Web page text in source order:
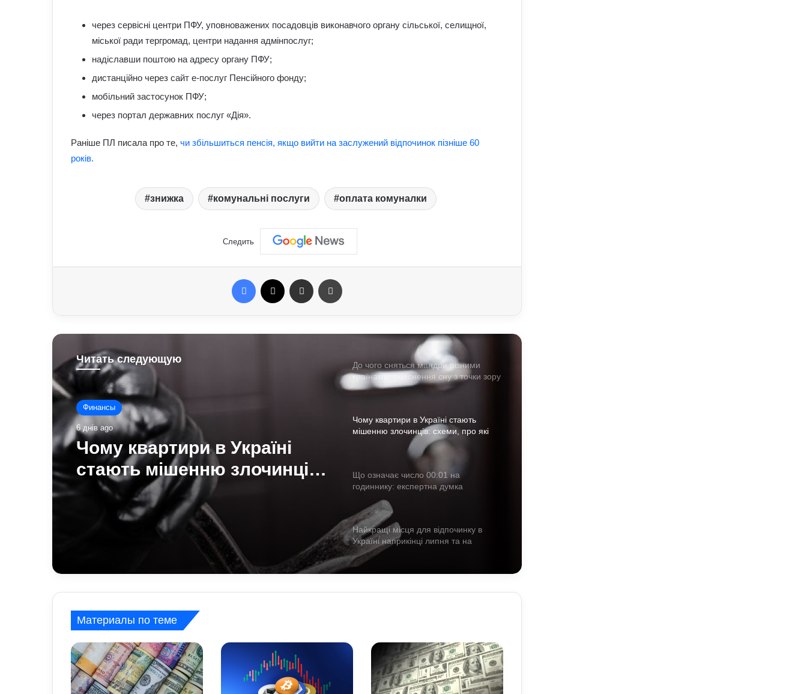
через сервісні центри ПФУ, уповноважених посадовців виконавчого органу сільської, селищної,
міської ради тергромад, центри надання адмінпослуг;
надіславши поштою на адресу органу ПФУ;
дистанційно через сайт е-послуг Пенсійного фонду;
мобільний застосунок ПФУ;
через портал державних послуг «Дія».
Раніше ПЛ писала про те, чи збільшиться пенсія, якщо вийти на заслужений відпочинок пізніше 60
років.
знижка комунальні послуги оплата комуналки
Следить
Facebook Отправить e-mail
Читать следующую
Финансы
6 днів ago
Чому квартири в Україні
стають мішенню злочинців:
схеми, про які варто знати
Лубінець розкритикував примусову
Що краще садити на городі
наприкінці липня: аграрії назвали
Як правильно доглядати за бородою:
лайфхаки б’юті-індустрії для чоловіків
кого стосується ліміт
До чого сняться мандри різними
країнами: пояснення сну з точки зору
психології
Чому квартири в Україні стають
мішенню злочинців: схеми, про які
Що означає число 00:01 на
годиннику: експертна думка
езотериків
Найкращі місця для відпочинку в
Україні наприкінці липня та на
початку серпня: поради для
подорожей
постійній роботі за комп’ютером:
прикладом: історії провалів та втрат
Материалы по теме